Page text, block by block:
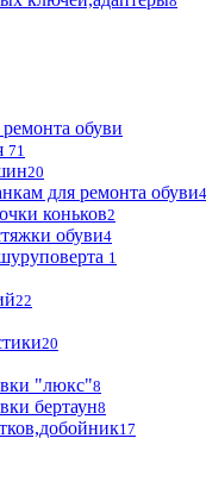
обуви
71
20
для ремонта обуви
коньков2
обуви4
1
22
20
"люкс"8
бертаун8
17